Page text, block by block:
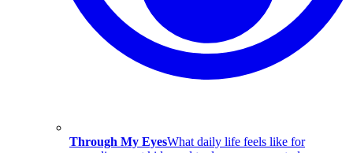
Through My EyesWhat daily life feels like for